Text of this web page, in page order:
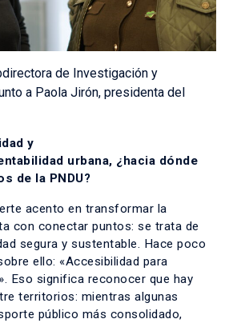
de Investigación y
a Paola Jirón, presidenta del
y
urbana, ¿hacia dónde
de la PNDU?
acento en transformar la
con conectar puntos: se trata de
segura y sustentable. Hace poco
ello: «Accesibilidad para
Eso significa reconocer que hay
territorios: mientras algunas
público más consolidado,